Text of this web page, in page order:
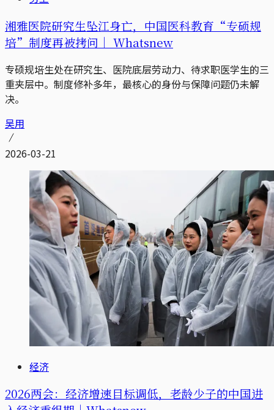
湘雅医院研究生坠江身亡，中国医科教育“专硕规
培”制度再被拷问｜ Whatsnew
专硕规培生处在研究生、医院底层劳动力、待求职医学生的三
重夹层中。制度修补多年，最核心的身份与保障问题仍未解
决。
吴用
2026-03-21
经济
2026两会：经济增速目标调低，老龄少子的中国进